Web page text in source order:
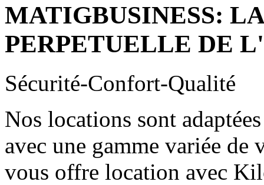
MATIGBUSINESS:
PERPETUELLE DE
Sécurité-Confort-Qualité
Nos locations sont
avec une gamme variée
vous offre location avec